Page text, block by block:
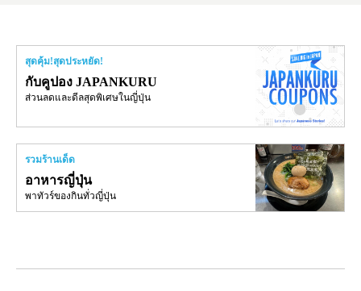
สุดคุ้ม!สุดประหยัด!
กับคูปอง JAPANKURU
ส่วนลดและดีลสุดพิเศษในญี่ปุ่น
รวมร้านเด็ด
อาหารญี่ปุ่น
พาทัวร์ของกินทั่วญี่ปุ่น